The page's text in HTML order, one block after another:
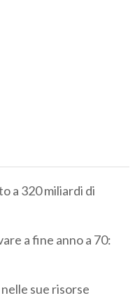
a 320 miliardi di
a fine anno a 70:
sue risorse